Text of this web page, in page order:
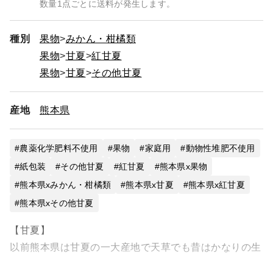
数量1点ごとに送料が発生します。
種別 果物
みかん・柑橘類
果物
甘夏
紅甘夏
果物
甘夏 その他甘夏
産地 熊本県
農薬化学肥料不使用 果物 家庭用
動物性堆肥不使用
紙包装
その他甘夏 紅甘夏
熊本県x果物
熊本県xみかん・柑橘類
熊本県x甘夏
熊本県x紅甘夏
熊本県xその他甘夏
【甘夏】
以前熊本県は甘夏の一大産地で天草でも昔はかなりの生